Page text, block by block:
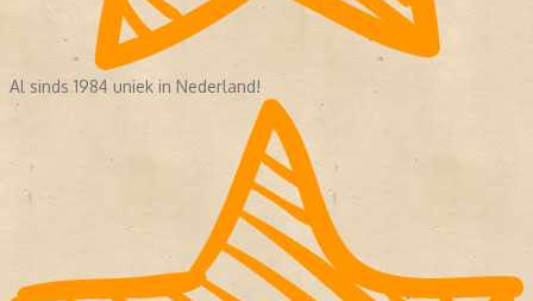
Al sinds 1984 uniek in Nederland!